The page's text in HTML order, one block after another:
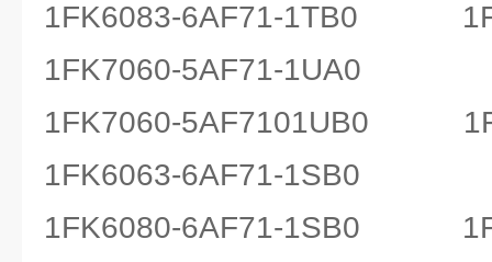
1FK6083-6AF71-1TB0
1FK7060-5AF71-1UA0
1FK7060-5AF7101UB0
1FK6063-6AF71-1SB0
1FK6080-6AF71-1SB0